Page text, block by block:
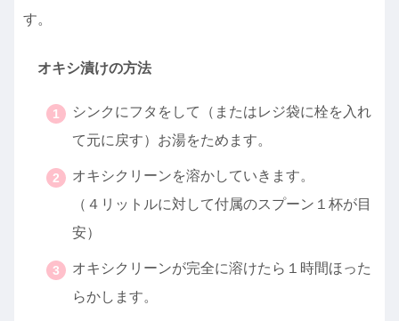
す。
オキシ漬けの方法
シンクにフタをして（またはレジ袋に栓を入れ
て元に戻す）お湯をためます。
オキシクリーンを溶かしていきます。
（４リットルに対して付属のスプーン１杯が目
安）
オキシクリーンが完全に溶けたら１時間ほった
らかします。